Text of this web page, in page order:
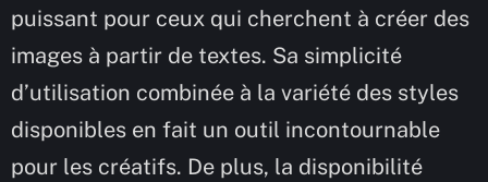
puissant pour ceux qui cherchent à créer des
images à partir de textes. Sa simplicité
d’utilisation combinée à la variété des styles
disponibles en fait un outil incontournable
pour les créatifs. De plus, la disponibilité